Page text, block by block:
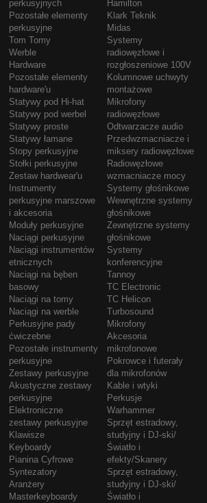
perkusyjnych
Pozostałe elementy
perkusyjne
Tom Tomy
Werble
Hardware
Pozostałe elementy
hardware'u
Statywy pod Hi-hat
Statywy pod werbel
Statywy proste
Statywy łamane
Stopy perkusyjne
Stołki perkusyjne
Zestaw hardwear'u
Instrumenty
perkusyjne marszowe
i akcesoria
Moduły perkusyjne
Naciągi perkusyjne
Naciągi instrumentów
etnicznych
Naciągi na bęben
basowy
Naciągi na tomy
Naciągi na werble
Perkusyjne pady
ćwiczebne
Pozostałe instrumenty
perkusyjne
Zestawy perkusyjne
Akustyczne zestawy
perkusyjne
Elektroniczne
zestawy perkusyjne
Klawisze
Keyboardy
Pianina Cyfrowe
Syntezatory
Aranżery
Masterkeyboardy
Hamilton
Klark Teknik
Midas
Systemy
radiowęzłowe i
rozgłoszeniowe 100V
Kolumnowe uchwyty
montażowe
Mikrofony
radiowęzłowe
Odtwarzacze audio
Przedwzmacniacze i
miksery radiowęzłowe
Radiowęzłowe
wzmacniacze mocy
Systemy głośnikowe
Wewnętrzne systemy
głośnikowe
Zewnętrzne systemy
głośnikowe
Systemy
konferencyjne
Tannoy
TC Electronic
TC Helicon
Turbosound
Mikrofony
Akcesoria
mikrofonowe
Pokrowce i futerały
dla mikrofonów
Kable i wtyki
Perkusje
Warhammer
Sprzęt estradowy,
studyjny i DJ-ski/
Światło i
efekty/Skanery
Sprzęt estradowy,
studyjny i DJ-ski/
Światło i